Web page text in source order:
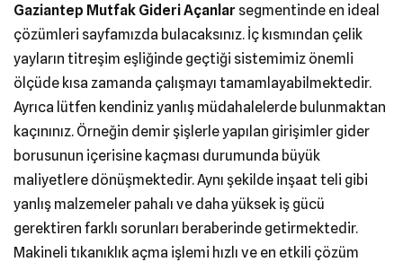
Gaziantep Mutfak Gideri Açanlar segmentinde en ideal
çözümleri sayfamızda bulacaksınız. İç kısmından çelik
yayların titreşim eşliğinde geçtiği sistemimiz önemli
ölçüde kısa zamanda çalışmayı tamamlayabilmektedir.
Ayrıca lütfen kendiniz yanlış müdahalelerde bulunmaktan
kaçınınız. Örneğin demir şişlerle yapılan girişimler gider
borusunun içerisine kaçması durumunda büyük
maliyetlere dönüşmektedir. Aynı şekilde inşaat teli gibi
yanlış malzemeler pahalı ve daha yüksek iş gücü
gerektiren farklı sorunları beraberinde getirmektedir.
Makineli tıkanıklık açma işlemi hızlı ve en etkili çözüm